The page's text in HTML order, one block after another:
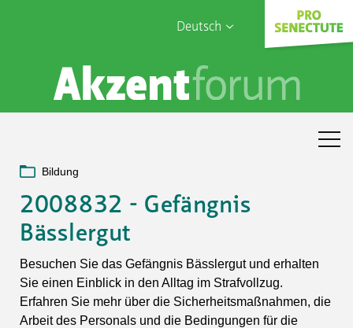
Deutsch
English
Français
Sophia Care
Bildung
2008832 - Gefängnis
Bässlergut
Besuchen Sie das Gefängnis Bässlergut und erhalten
Sie einen Einblick in den Alltag im Strafvollzug.
Erfahren Sie mehr über die Sicherheitsmaßnahmen, die
Arbeit des Personals und die Bedingungen für die